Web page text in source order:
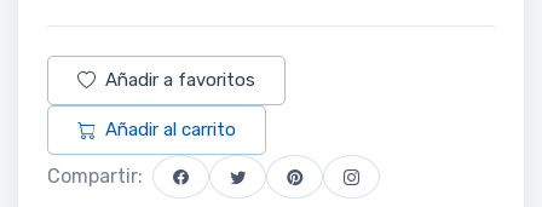
Añadir a favoritos
Añadir al carrito
Compartir: